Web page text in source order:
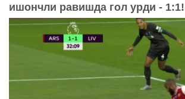
ишончли равишда гол урди - 1:1!